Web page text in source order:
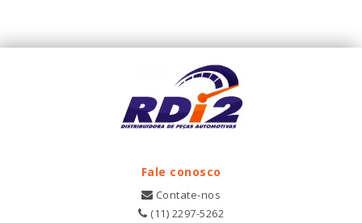
Fale conosco
Contate-nos
(11) 2297-5262